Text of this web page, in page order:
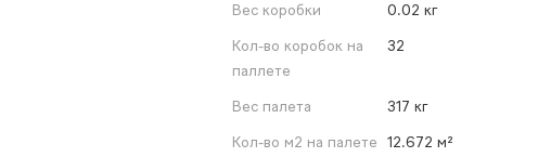
Вес коробки
0.02 кг
Кол-во коробок на
паллете
32
Вес палета
317 кг
Кол-во м2 на палете 12.672 м²